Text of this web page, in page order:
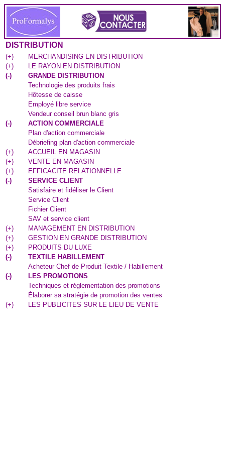
DISTRIBUTION
(+)
MERCHANDISING EN DISTRIBUTION
(+)
LE RAYON EN DISTRIBUTION
(-)
GRANDE DISTRIBUTION
Technologie des produits frais
Hôtesse de caisse
Employé libre service
Vendeur conseil brun blanc gris
(-)
ACTION COMMERCIALE
Plan d'action commerciale
Débriefing plan d'action commerciale
(+)
ACCUEIL EN MAGASIN
(+)
VENTE EN MAGASIN
(+)
EFFICACITE RELATIONNELLE
(-)
SERVICE CLIENT
Satisfaire et fidéliser le Client
Service Client
Fichier Client
SAV et service client
(+)
MANAGEMENT EN DISTRIBUTION
(+)
GESTION EN GRANDE DISTRIBUTION
(+)
PRODUITS DU LUXE
(-)
TEXTILE HABILLEMENT
Acheteur Chef de Produit Textile / Habillement
(-)
LES PROMOTIONS
Techniques et réglementation des promotions
Élaborer sa stratégie de promotion des ventes
(+) LES PUBLICITES SUR LE LIEU DE VENTE